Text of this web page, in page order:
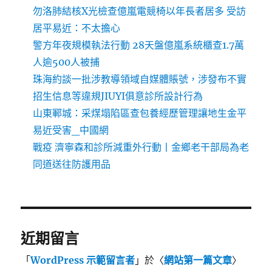
勿洛肺結核X光檢查億嵐電競椅以年長者居多 受訪
居平易近：不太擔心
警方年夜規模執法行動 28天盤億嵐系統櫃查1.7萬
人逾500人被捕
珠海約談一批涉教導領域自媒體賬號，涉發布不實
招生信息等違規JIUYI俱意診所設計行為
山東鄆城：采煤塌陷區查包養經歷管理讓地生金平
易近受害_中國網
戰疫 濟寧森和診所減重外行動丨金鄉老干部局為老
同道送往防護用品
近期留言
「WordPress 示範留言者 」於〈網站第一篇文章〉